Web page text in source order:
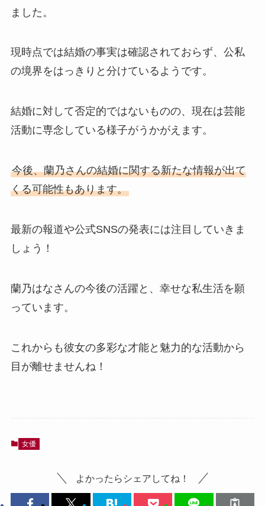
ました。
現時点では結婚の事実は確認されておらず、公私
の境界をはっきりと分けているようです。
結婚に対して否定的ではないものの、現在は芸能
活動に専念している様子がうかがえます。
今後、蘭乃さんの結婚に関する新たな情報が出て
くる可能性もあります。
最新の報道や公式SNSの発表には注目していきま
しょう！
蘭乃はなさんの今後の活躍と、幸せな私生活を願
っています。
これからも彼女の多彩な才能と魅力的な活動から
目が離せませんね！
女優
よかったらシェアしてね！